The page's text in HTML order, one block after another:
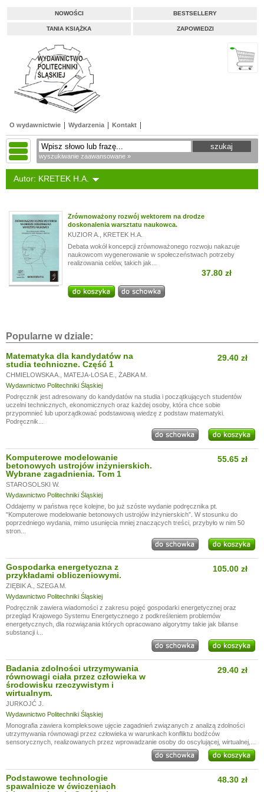
NOWOŚCI BESTSELLERY
TANIA KSIĄŻKA ZAPOWIEDZI
O wydawnictwie Wydarzenia Kontakt
wyszukiwanie zaawansowane »
Autor: KRETEK H.A.
Zrównoważony rozwój wektorem na drodze
doskonalenia warsztatu naukowca.
KUZIOR A.
KRETEK H.A.
Debata wokół koncepcji zrównoważonego rozwoju nakazuje
naukowcom wygenerowanie w społeczeństwach potrzeby
realizowania celów, takich jak...
37.80 zł
Popularne w dziale:
Matematyka dla kandydatów na
studia techniczne. Część 1
CHMIELOWSKA A. MATEJA-LOSA E.
ŻABKA M.
Wydawnictwo Politechniki Śląskiej
29.40 zł
Podręcznik jest adresowany do kandydatów na studia i początkujących studentów
uczelni technicznych, ekonomicznych oraz każdej osoby, która chce sobie
przypomnieć lub uporządkować podstawową wiedzę z podstaw matematyki.
Podręcznik...
Komputerowe modelowanie
betonowych ustrojów inżynierskich.
Wybrane zagadnienia. Tom 1
STAROSOLSKI W.
Wydawnictwo Politechniki Śląskiej
55.65 zł
Oddajemy w państwa ręce kolejne, bo już szóste wydanie podręcznika pt.
"Komputerowe modelowanie betonowych ustrojów inżynierskich”. W stosunku do
poprzedniego wydania, mimo usunięcia mniej znaczących treści, przybyło w nim 50
stron...
Gospodarka energetyczna z
przykładami obliczeniowymi.
ZIĘBIK A.
SZEGA M.
Wydawnictwo Politechniki Śląskiej
105.00 zł
Podręcznik zawiera wiadomości z zakresu pojęć gospodarki energetycznej oraz
przegląd Krajowego Systemu Energetycznego z podkreśleniem problemów
energetycznych, dla rozwiązania których opracowano algorytmy takie jak bilanse
substancji i...
Badania zdolności utrzymywania
równowagi ciała przez człowieka w
środowisku rzeczywistym i
wirtualnym.
JURKOJĆ J.
Wydawnictwo Politechniki Śląskiej
29.40 zł
Monografia zawiera kompleksowe ujęcie zagadnień związanych z analizą zdolności
utrzymywania równowagi przez człowieka w warunkach konfliktu bodźców
sensorycznych, realizowanych przez wprowadzanie osoby do oscylującej, wirtualnej,...
Podstawowe technologie
spawalnicze w ćwiczeniach
48.30 zł